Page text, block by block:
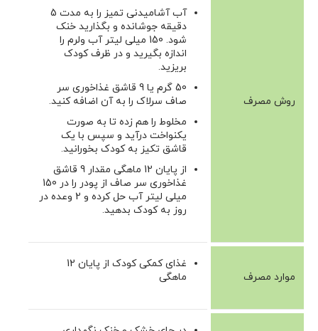
روش مصرف
آب آشامیدنی تمیز را به مدت 5
دقیقه جوشانده و بگذارید خنک
شود. 150 میلی لیتر آب ولرم را
اندازه بگیرید و در ظرف کودک
بریزید.
50 گرم یا 9 قاشق غذاخوری سر
صاف سرلاک را به آن اضافه کنید.
مخلوط را هم زده تا به صورت
یکنواخت درآید و سپس با یک
قاشق تکیز به کودک بخورانید.
از پایان 12 ماهگی مقدار 9 قاشق
غذاخوری سر صاف از پودر را در 150
میلی لیتر آب حل کرده و 2 وعده در
روز به کودک بدهید.
موارد مصرف
غذای کمکی کودک از پایان 12
ماهگی